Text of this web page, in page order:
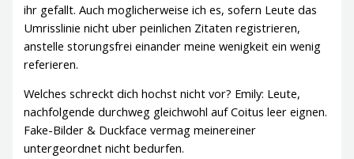
ihr gefallt. Auch moglicherweise ich es, sofern Leute das
Umrisslinie nicht uber peinlichen Zitaten registrieren,
anstelle storungsfrei einander meine wenigkeit ein wenig
referieren.
Welches schreckt dich hochst nicht vor? Emily: Leute,
nachfolgende durchweg gleichwohl auf Coitus leer eignen.
Fake-Bilder & Duckface vermag meinereiner
untergeordnet nicht bedurfen.